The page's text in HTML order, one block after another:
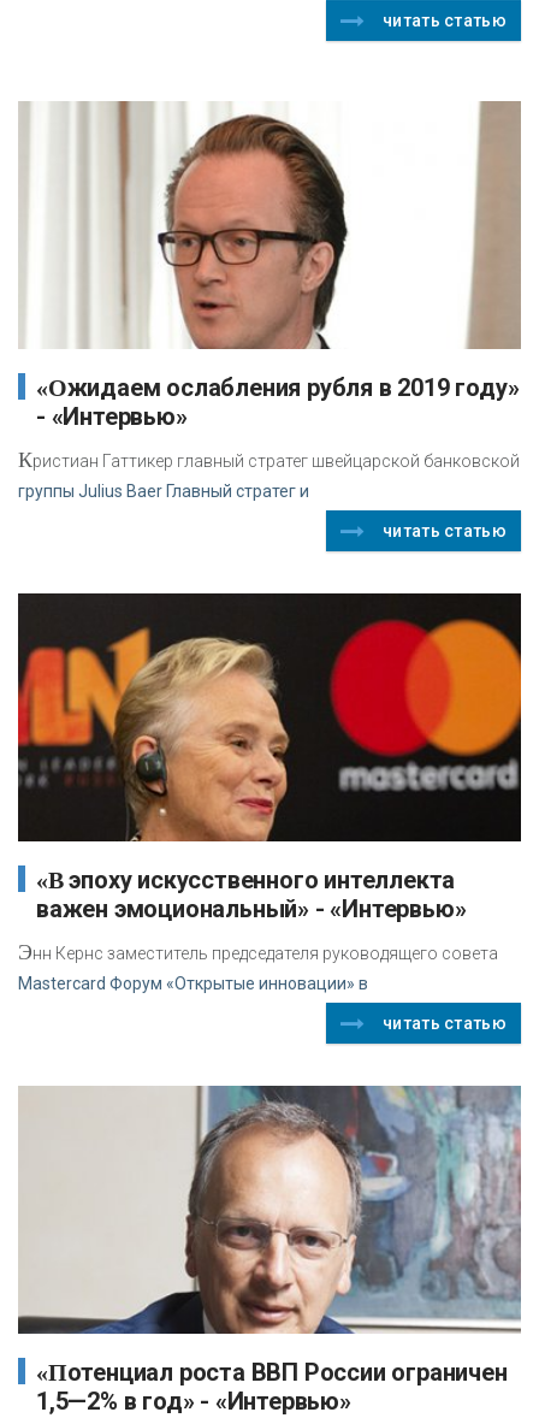
читать статью
«Ожидаем ослабления рубля в 2019 году»
- «Интервью»
Кристиан Гаттикер главный стратег швейцарской банковской
группы Julius Baer Главный стратег и
читать статью
«В эпоху искусственного интеллекта
важен эмоциональный» - «Интервью»
Энн Кернс заместитель председателя руководящего совета
Mastercard Форум «Открытые инновации» в
читать статью
«Потенциал роста ВВП России ограничен
1,5—2% в год» - «Интервью»